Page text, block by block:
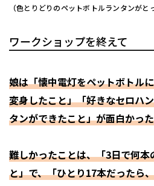
（色とりどりのペットボトルランタンがと
ワークショップを終えて
娘は「懐中電灯をペットボトル
変身したこと」「好きなセロハ
タンができたこと」が面白かっ
難しかったことは、「3日で何
と」で、「ひとり17本だったら